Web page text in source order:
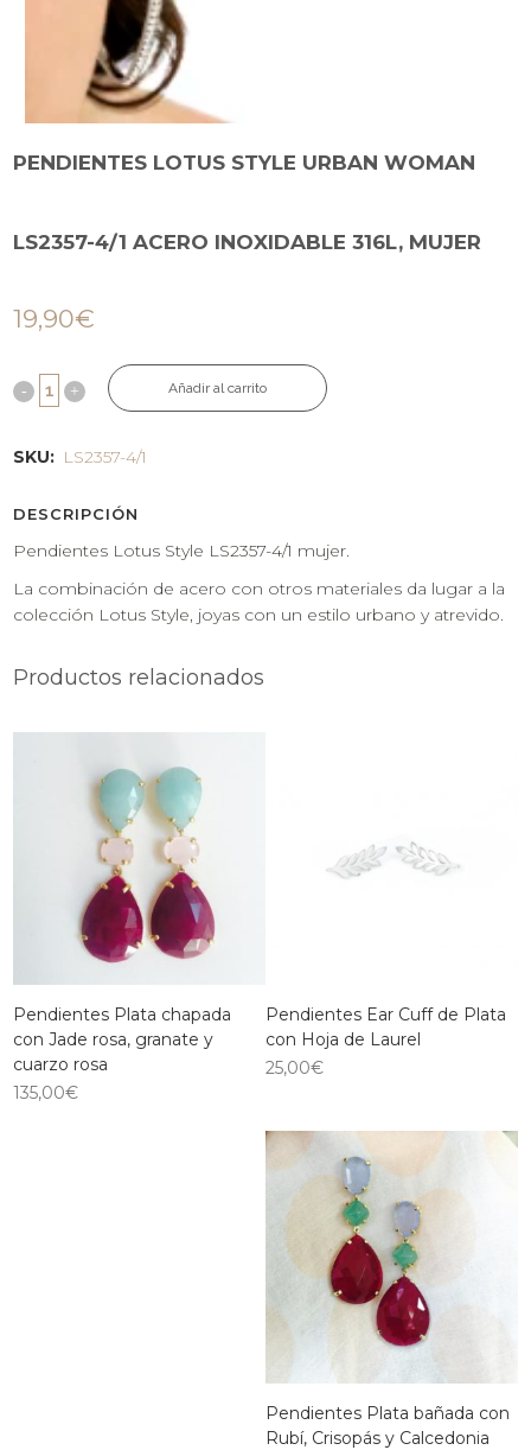
PENDIENTES LOTUS STYLE URBAN WOMAN
LS2357-4/1 ACERO INOXIDABLE 316L, MUJER
19,90€
Añadir al carrito
SKU: LS2357-4/1
DESCRIPCIÓN
Pendientes Lotus Style LS2357-4/1 mujer.
La combinación de acero con otros materiales da lugar a la
colección Lotus Style, joyas con un estilo urbano y atrevido.
Productos relacionados
Pendientes Plata chapada
con Jade rosa, granate y
cuarzo rosa
135,00€
Pendientes Ear Cuff de Plata
con Hoja de Laurel
25,00€
Pendientes Plata bañada con
Rubí, Crisopás y Calcedonia